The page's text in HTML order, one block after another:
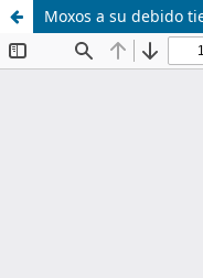
Moxos a su debido